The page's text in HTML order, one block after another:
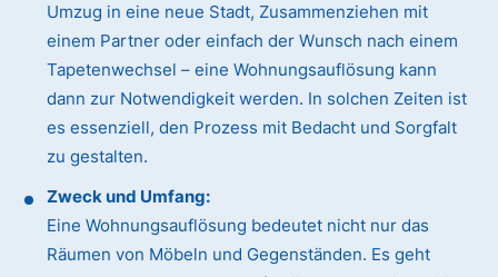
Umzug in eine neue Stadt, Zusammenziehen mit
einem Partner oder einfach der Wunsch nach einem
Tapetenwechsel – eine Wohnungsauflösung kann
dann zur Notwendigkeit werden. In solchen Zeiten ist
es essenziell, den Prozess mit Bedacht und Sorgfalt
zu gestalten.
Zweck und Umfang:
Eine Wohnungsauflösung bedeutet nicht nur das
Räumen von Möbeln und Gegenständen. Es geht